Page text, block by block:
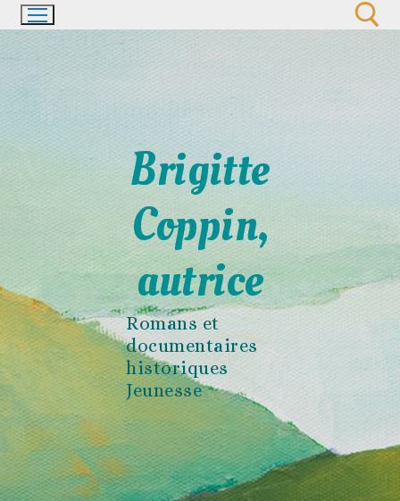
Aller
au
Brigitte
Coppin,
autrice
Romans et
documentaires
historiques
Jeunesse